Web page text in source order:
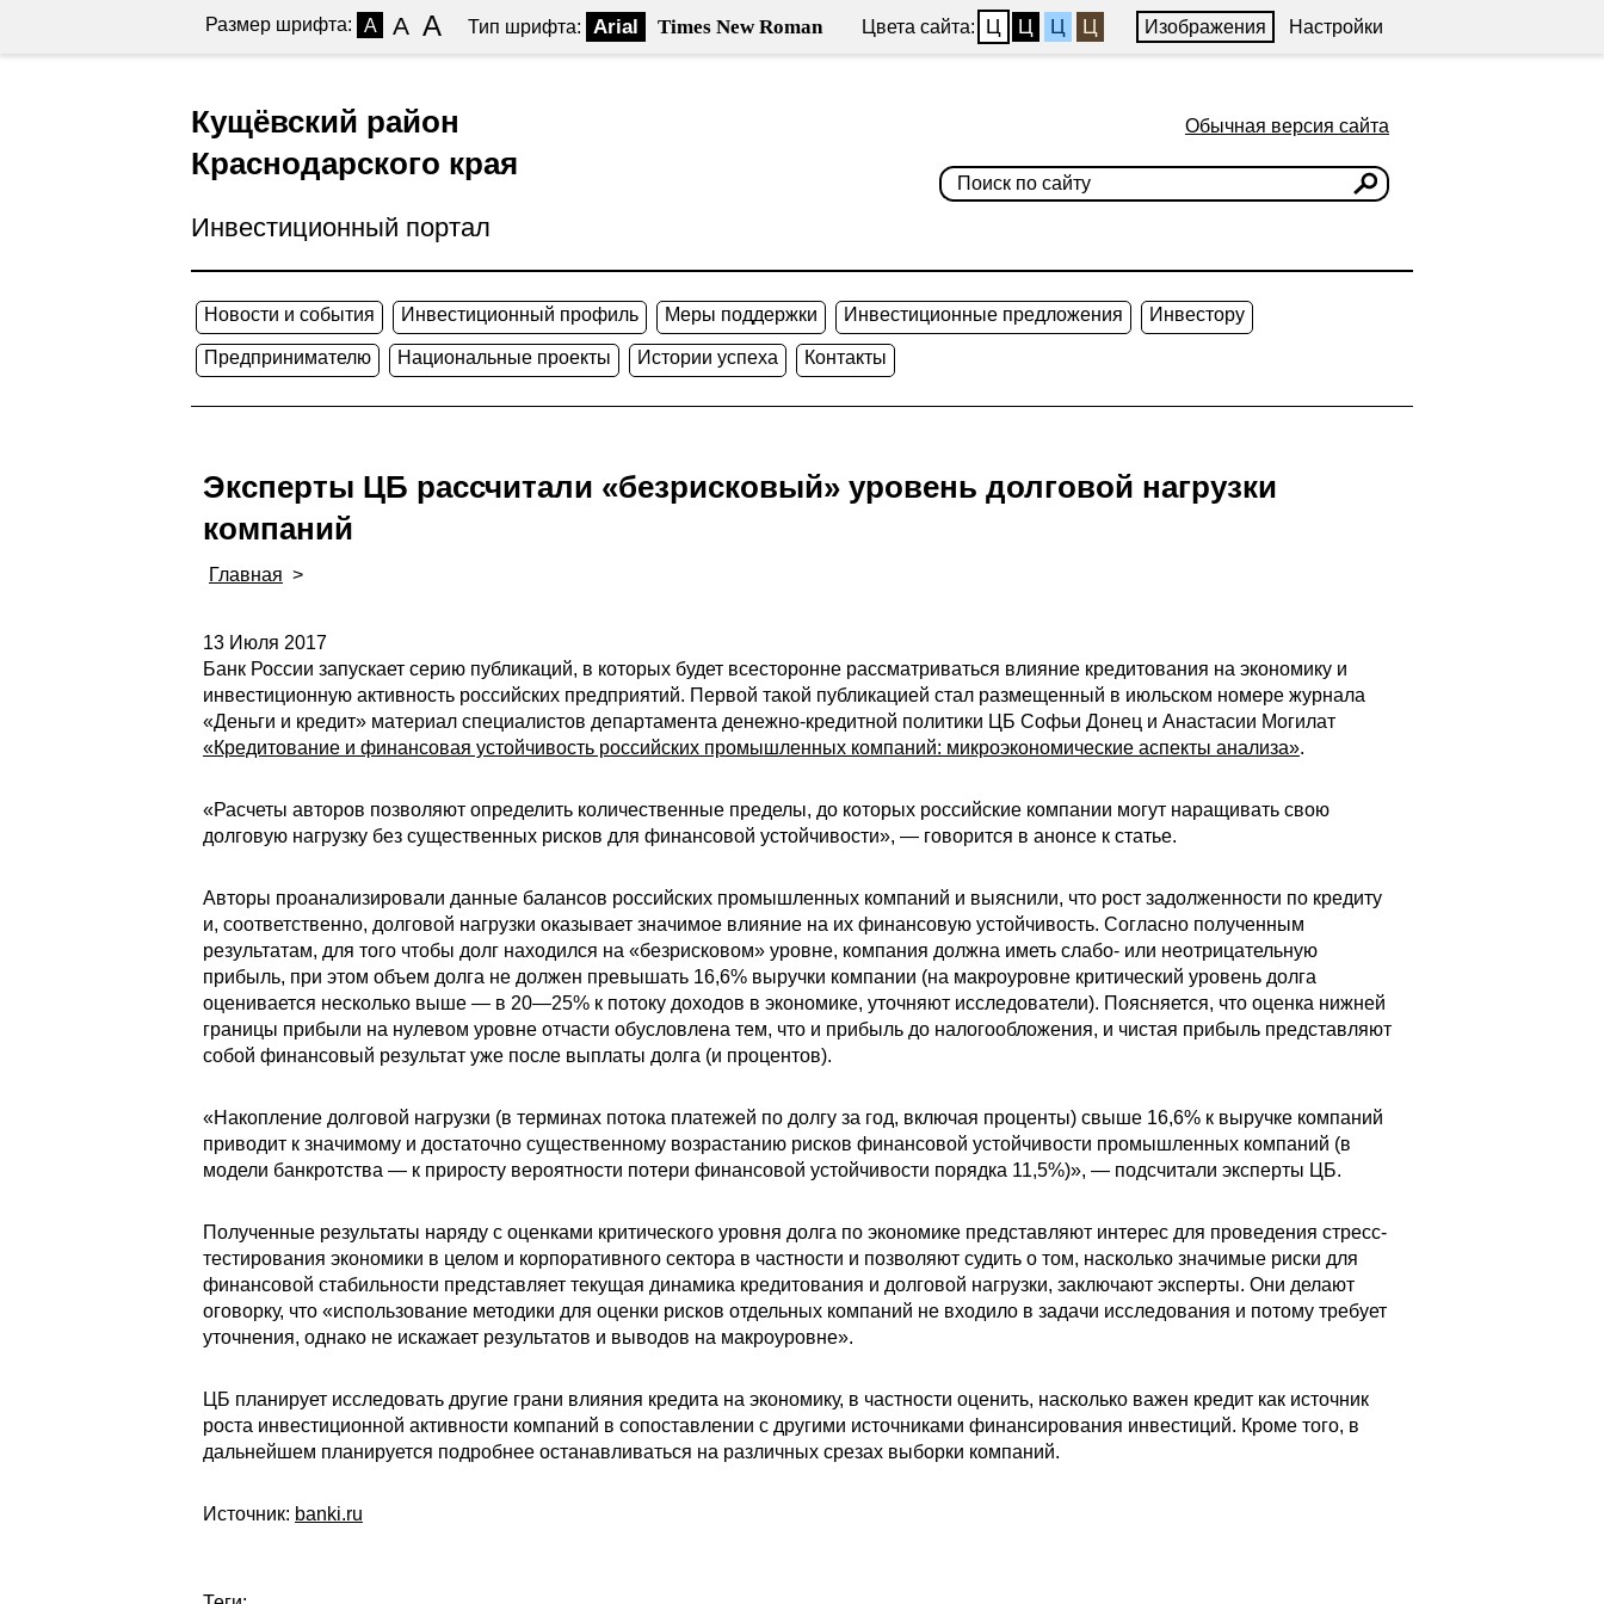
Размер шрифта: A A A Тип шрифта: Arial Times New Roman Цвета сайта: Ц Ц Ц Ц Изображения Настройки
Кущёвский район
Краснодарского края
Инвестиционный портал
Обычная версия сайта
Новости и события Инвестиционный профиль Меры поддержки Инвестиционные предложения Инвестору
Предпринимателю Национальные проекты Истории успеха Контакты
Эксперты ЦБ рассчитали «безрисковый» уровень долговой нагрузки
компаний
Главная >
13 Июля 2017
Банк России запускает серию публикаций, в которых будет всесторонне рассматриваться влияние кредитования на экономику и
инвестиционную активность российских предприятий. Первой такой публикацией стал размещенный в июльском номере журнала
«Деньги и кредит» материал специалистов департамента денежно-кредитной политики ЦБ Софьи Донец и Анастасии Могилат
«Кредитование и финансовая устойчивость российских промышленных компаний: микроэкономические аспекты анализа».
«Расчеты авторов позволяют определить количественные пределы, до которых российские компании могут наращивать свою
долговую нагрузку без существенных рисков для финансовой устойчивости», — говорится в анонсе к статье.
Авторы проанализировали данные балансов российских промышленных компаний и выяснили, что рост задолженности по кредиту
и, соответственно, долговой нагрузки оказывает значимое влияние на их финансовую устойчивость. Согласно полученным
результатам, для того чтобы долг находился на «безрисковом» уровне, компания должна иметь слабо- или неотрицательную
прибыль, при этом объем долга не должен превышать 16,6% выручки компании (на макроуровне критический уровень долга
оценивается несколько выше — в 20—25% к потоку доходов в экономике, уточняют исследователи). Поясняется, что оценка нижней
границы прибыли на нулевом уровне отчасти обусловлена тем, что и прибыль до налогообложения, и чистая прибыль представляют
собой финансовый результат уже после выплаты долга (и процентов).
«Накопление долговой нагрузки (в терминах потока платежей по долгу за год, включая проценты) свыше 16,6% к выручке компаний
приводит к значимому и достаточно существенному возрастанию рисков финансовой устойчивости промышленных компаний (в
модели банкротства — к приросту вероятности потери финансовой устойчивости порядка 11,5%)», — подсчитали эксперты ЦБ.
Полученные результаты наряду с оценками критического уровня долга по экономике представляют интерес для проведения стресс-
тестирования экономики в целом и корпоративного сектора в частности и позволяют судить о том, насколько значимые риски для
финансовой стабильности представляет текущая динамика кредитования и долговой нагрузки, заключают эксперты. Они делают
оговорку, что «использование методики для оценки рисков отдельных компаний не входило в задачи исследования и потому требует
уточнения, однако не искажает результатов и выводов на макроуровне».
ЦБ планирует исследовать другие грани влияния кредита на экономику, в частности оценить, насколько важен кредит как источник
роста инвестиционной активности компаний в сопоставлении с другими источниками финансирования инвестиций. Кроме того, в
дальнейшем планируется подробнее останавливаться на различных срезах выборки компаний.
Источник: banki.ru